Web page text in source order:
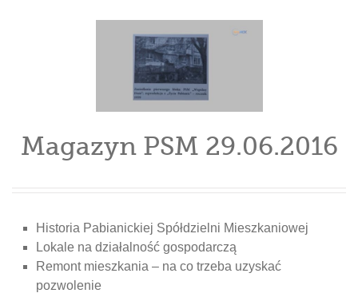
Magazyn PSM 29.06.2016
Historia Pabianickiej Spółdzielni Mieszkaniowej
Lokale na działalność gospodarczą
Remont mieszkania – na co trzeba uzyskać
pozwolenie